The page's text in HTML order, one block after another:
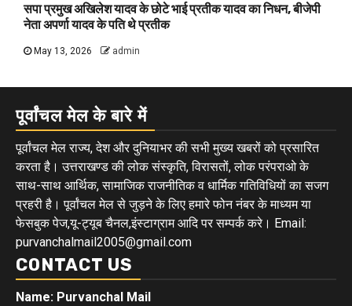
सपा प्रमुख अखिलेश यादव के छोटे भाई प्रतीक यादव का निधन, बीजेपी
नेता अपर्णा यादव के पति थे प्रतीक
May 13, 2026 admin
पूर्वांचल मेल के बारे में
पूर्वांचल मेल राज्य, देश और दुनियाभर की सभी मुख्य खबरों को प्रसारित
करता है। उत्तराखण्ड की लोक संस्कृति, विरासतों, लोक परंपराओ के
साथ-साथ आर्थिक, सामाजिक राजनीतिक व धार्मिक गतिविधियों का सजग
प्रहरी है। पूर्वांचल मेल से जुड़ने के लिए हमारे फोन नंबर के माध्यम या
फेसबुक पेज,यू-ट्यूब चैनल,इंस्टाग्राम आदि पर सम्पर्क करे। Email:
purvanchalmail2005@gmail.com
CONTACT US
Name: Purvanchal Mail